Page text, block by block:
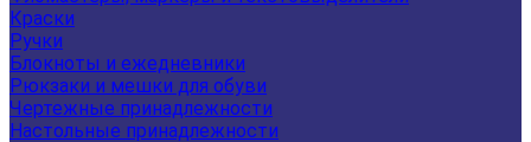
Краски
Ручки
Блокноты и ежедневники
Рюкзаки и мешки для обуви
Чертежные принадлежности
Настольные принадлежности